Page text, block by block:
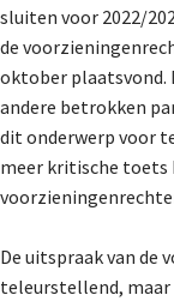
sluiten voor 2022/
de
oktober plaatsvond.
andere betrokken
dit onderwerp voor
meer kritische toets
De uitspraak van de
teleurstellend, maar